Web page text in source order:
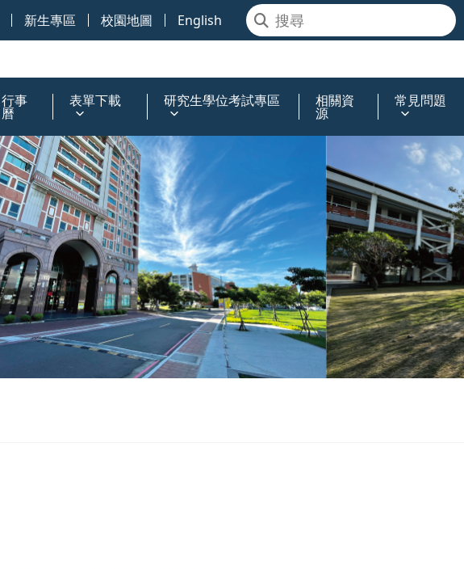
新生專區 校園地圖 English
行事
曆
表單下載 研究生學位考試專區 相關資
源
常見問題